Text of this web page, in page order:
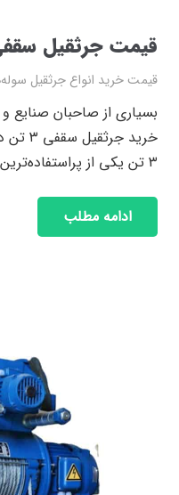
قیمت جرثقیل سقفی ۳ تن دست
قیمت خرید انواع جرثقیل
بسیاری از صاحبان صنایع
خرید
۳ تن یکی از پراستفاده‌ترین و پرکاربردترین انواع جرثقیل…
ادامه مطلب